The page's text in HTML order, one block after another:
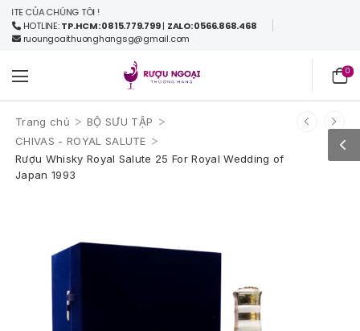
CỦA CHÚNG TÔI !
HOTLINE:TP.HCM: 0815.779.799| ZALO: 0566.868.468
ruoungoaithuonghangsg@gmail.com
0
Trang chủ > BỘ SƯU TẬP >
CHIVAS - ROYAL SALUTE >
Rượu Whisky Royal Salute 25 For Royal Wedding of
Japan 1993